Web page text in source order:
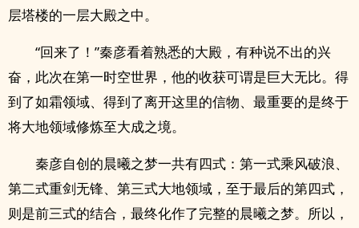
层塔楼的一层大殿之中。
“回来了！”秦彦看着熟悉的大殿，有种说不出的兴
奋，此次在第一时空世界，他的收获可谓是巨大无比。得
到了如霜领域、得到了离开这里的信物、最重要的是终于
将大地领域修炼至大成之境。
秦彦自创的晨曦之梦一共有四式：第一式乘风破浪、
第二式重剑无锋、第三式大地领域，至于最后的第四式，
则是前三式的结合，最终化作了完整的晨曦之梦。所以，